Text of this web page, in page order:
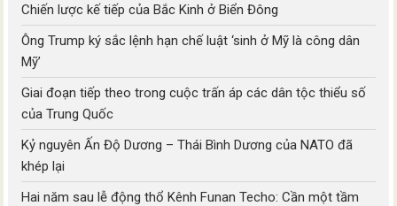
Chiến lược kế tiếp của Bắc Kinh ở Biển Đông
Ông Trump ký sắc lệnh hạn chế luật ‘sinh ở Mỹ là công dân
Mỹ’
Giai đoạn tiếp theo trong cuộc trấn áp các dân tộc thiểu số
của Trung Quốc
Kỷ nguyên Ấn Độ Dương – Thái Bình Dương của NATO đã
khép lại
Hai năm sau lễ động thổ Kênh Funan Techo: Cần một tầm